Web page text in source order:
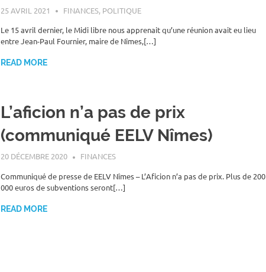
25 AVRIL 2021 ROGER LAHANA
FINANCES, POLITIQUE
Le 15 avril dernier, le Midi libre nous apprenait qu’une réunion avait eu lieu
entre Jean-Paul Fournier, maire de Nîmes,[…]
READ MORE
L’aficion n’a pas de prix
(communiqué EELV Nîmes)
20 DÉCEMBRE 2020 ROGER LAHANA
FINANCES
Communiqué de presse de EELV Nîmes – L’Aficion n’a pas de prix. Plus de 200
000 euros de subventions seront[…]
READ MORE